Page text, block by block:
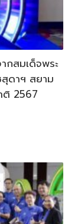
กสมเด็จพระ
สุดาฯ สยาม
ติ 2567